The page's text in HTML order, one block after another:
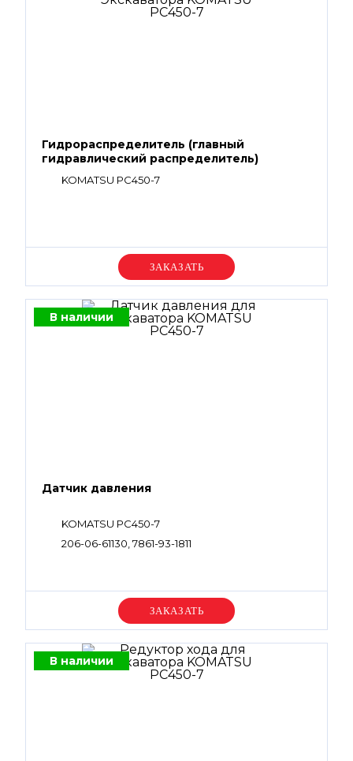
Гидрораспределитель (главный
гидравлический распределитель)
KOMATSU PC450-7
Уточняйте цену
В наличии
Датчик давления
KOMATSU PC450-7
206-06-61130, 7861-93-1811
Уточняйте цену
В наличии